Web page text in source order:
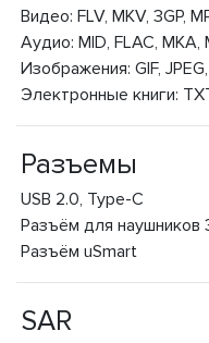
Видео: FLV, MKV, 3GP,
Аудио: MID, FLAC, MKA,
Изображения: GIF,
Электронные книги:
Разъемы
USB 2.0, Type-C
Разъём для наушников
Разъём uSmart
SAR